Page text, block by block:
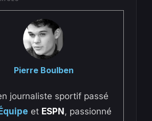
Pierre Boulben
journaliste sportif passé
et ESPN , passionné